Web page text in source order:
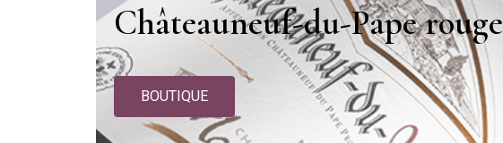
Châteauneuf-du-Pape rouge
BOUTIQUE